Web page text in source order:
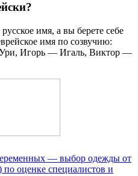
имя, а вы берете себе
имя по созвучию:
Игорь — Игаль, Виктор —
— выбор одежды от
оценке специалистов и